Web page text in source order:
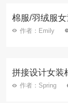
棉服/羽绒服
作者：Emily
拼接设计女装
作者：Spring